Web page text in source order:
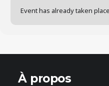
Event has already taken
À propos